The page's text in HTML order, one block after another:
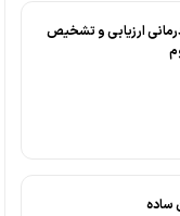
ارزیابی و تشخیص
ساده